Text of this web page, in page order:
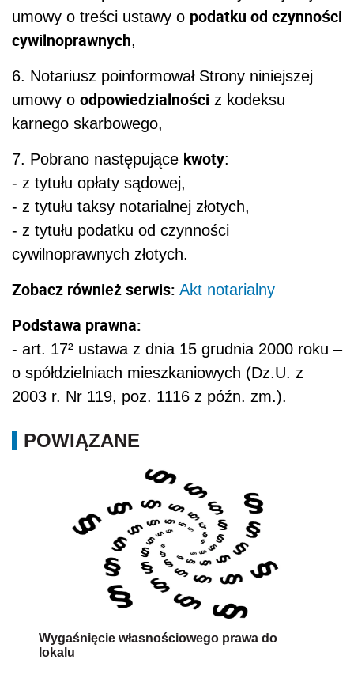
umowy o treści ustawy o podatku od czynności
cywilnoprawnych,
6. Notariusz poinformował Strony niniejszej
umowy o odpowiedzialności z kodeksu
karnego skarbowego,
7. Pobrano następujące kwoty:
- z tytułu opłaty sądowej,
- z tytułu taksy notarialnej złotych,
- z tytułu podatku od czynności
cywilnoprawnych złotych.
Zobacz również serwis: Akt notarialny
Podstawa prawna:
- art. 17² ustawa z dnia 15 grudnia 2000 roku –
o spółdzielniach mieszkaniowych (Dz.U. z
2003 r. Nr 119, poz. 1116 z późn. zm.).
POWIĄZANE
Wygaśnięcie własnościowego prawa do
lokalu